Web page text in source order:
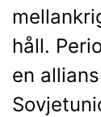
håll.
en